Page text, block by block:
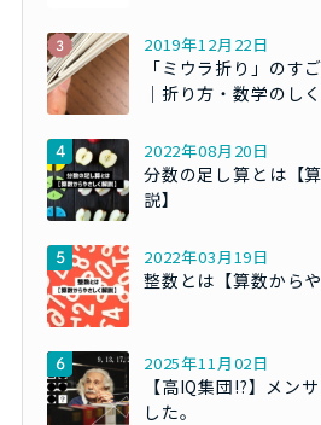
2019年12月22日
「ミウラ折り」のす
｜折り方・数学のし
2022年08月20日
分数の足し算とは【
説】
2022年03月19日
整数とは【算数から
2025年11月02日
【高IQ集団!?】メン
した。